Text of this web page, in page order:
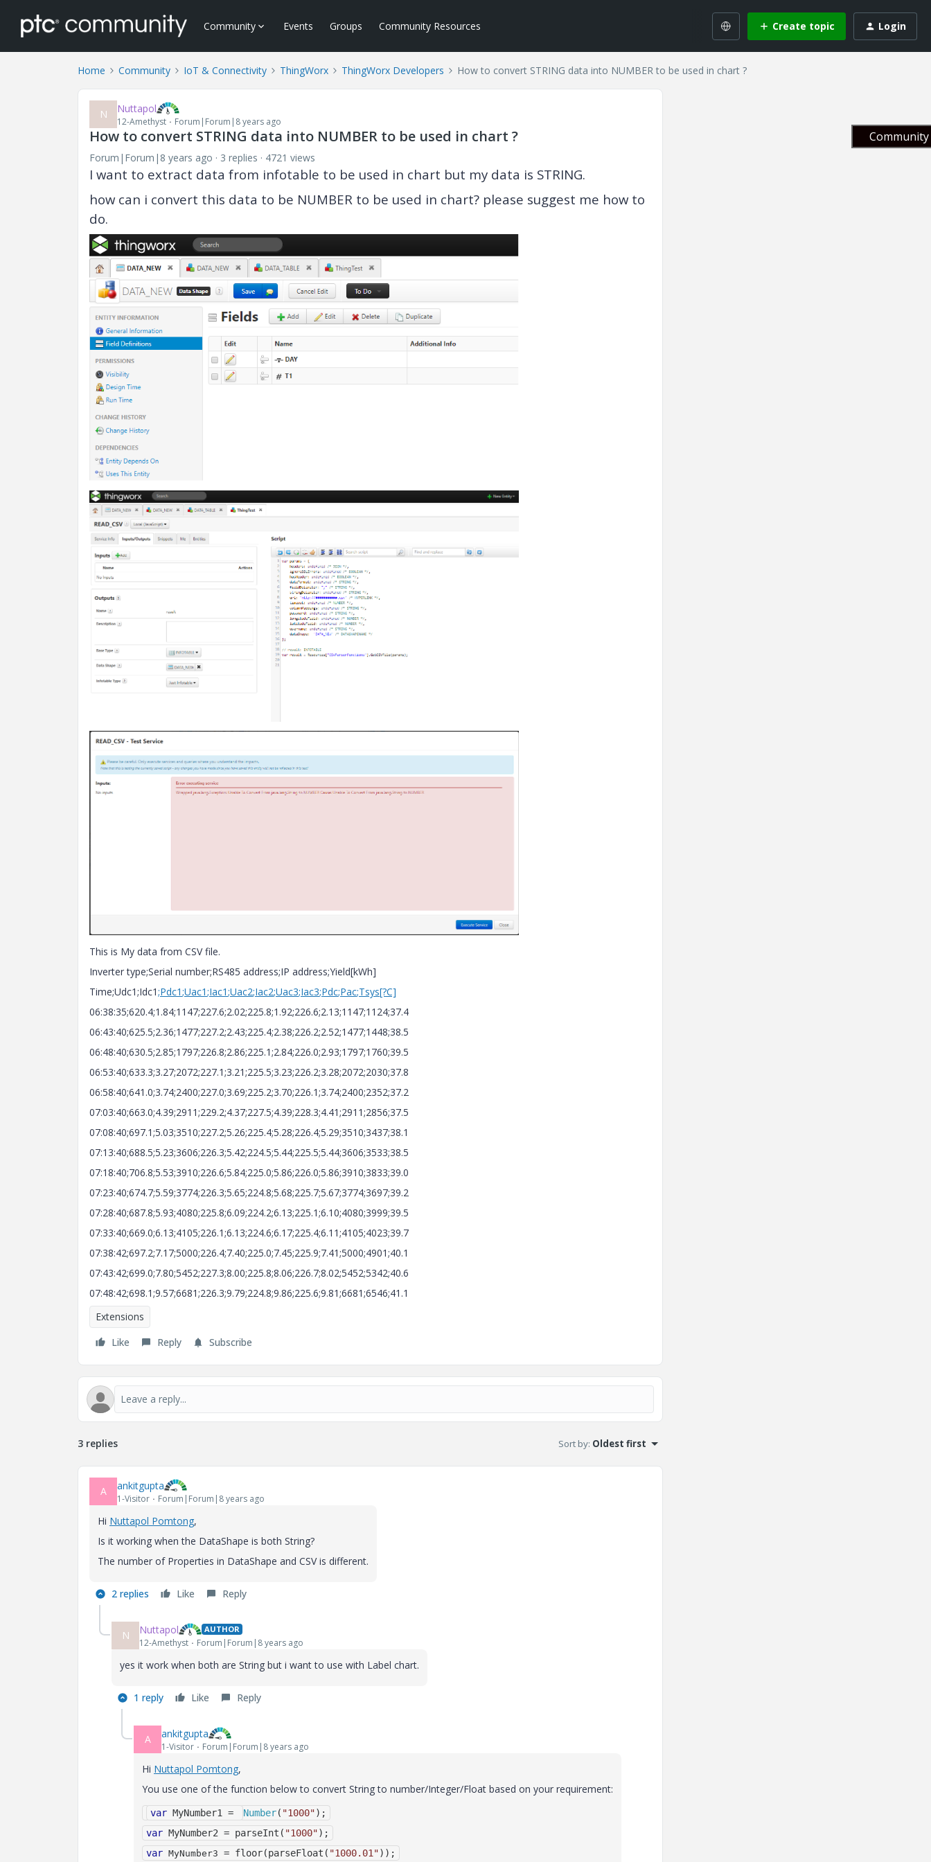
Community Events Groups Community Resources Create topic Login
Home Community IoT & Connectivity ThingWorx ThingWorx Developers How to convert STRING data into NUMBER to be used in chart ?
N Nuttapol
12-Amethyst Forum|Forum|8 years ago
How to convert STRING data into NUMBER to be used in chart ?
Forum|Forum|8 years ago 3 replies 4721 views
I want to extract data from infotable to be used in chart but my data is STRING.
how can i convert this data to be NUMBER to be used in chart? please suggest me how to
do.
This is My data from CSV file.
Inverter type;Serial number;RS485 address;IP address;Yield[kWh]
Time;Udc1;Idc1;Pdc1;Uac1;Iac1;Uac2;Iac2;Uac3;Iac3;Pdc;Pac;Tsys[?C]
06:38:35;620.4;1.84;1147;227.6;2.02;225.8;1.92;226.6;2.13;1147;1124;37.4
06:43:40;625.5;2.36;1477;227.2;2.43;225.4;2.38;226.2;2.52;1477;1448;38.5
06:48:40;630.5;2.85;1797;226.8;2.86;225.1;2.84;226.0;2.93;1797;1760;39.5
06:53:40;633.3;3.27;2072;227.1;3.21;225.5;3.23;226.2;3.28;2072;2030;37.8
06:58:40;641.0;3.74;2400;227.0;3.69;225.2;3.70;226.1;3.74;2400;2352;37.2
07:03:40;663.0;4.39;2911;229.2;4.37;227.5;4.39;228.3;4.41;2911;2856;37.5
07:08:40;697.1;5.03;3510;227.2;5.26;225.4;5.28;226.4;5.29;3510;3437;38.1
07:13:40;688.5;5.23;3606;226.3;5.42;224.5;5.44;225.5;5.44;3606;3533;38.5
07:18:40;706.8;5.53;3910;226.6;5.84;225.0;5.86;226.0;5.86;3910;3833;39.0
07:23:40;674.7;5.59;3774;226.3;5.65;224.8;5.68;225.7;5.67;3774;3697;39.2
07:28:40;687.8;5.93;4080;225.8;6.09;224.2;6.13;225.1;6.10;4080;3999;39.5
07:33:40;669.0;6.13;4105;226.1;6.13;224.6;6.17;225.4;6.11;4105;4023;39.7
07:38:42;697.2;7.17;5000;226.4;7.40;225.0;7.45;225.9;7.41;5000;4901;40.1
07:43:42;699.0;7.80;5452;227.3;8.00;225.8;8.06;226.7;8.02;5452;5342;40.6
07:48:42;698.1;9.57;6681;226.3;9.79;224.8;9.86;225.6;9.81;6681;6546;41.1
Extensions
Like
Reply Subscribe
3 replies Sort by: Oldest first
A ankitgupta
1-Visitor Forum|Forum|8 years ago
Hi Nuttapol Pomtong​,
Is it working when the DataShape is both String?
The number of Properties in DataShape and CSV is different.
2 replies Like Reply
N Nuttapol AUTHOR
12-Amethyst Forum|Forum|8 years ago
yes it work when both are String but i want to use with Label chart.
1 reply Like Reply
A ankitgupta
1-Visitor Forum|Forum|8 years ago
Hi Nuttapol Pomtong​,
You use one of the function below to convert String to number/Integer/Float based on your requirement:
var MyNumber1 = Number( "1000");
var MyNumber2 = parseInt ( "1000");
var MyNumber3 = floor(parseFloat ( "1000.01"));